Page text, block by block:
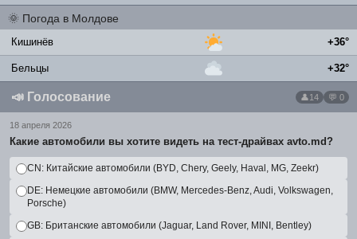
🌞 Погода в Молдове
Кишинёв +36°
Бельцы +32°
📣 Голосование 14 💬 0
18 апреля 2026
Какие автомобили вы хотите видеть на тест-драйвах avto.md?
CN: Китайские автомобили (BYD, Chery, Geely, Haval, MG, Zeekr)
DE: Немецкие автомобили (BMW, Mercedes-Benz, Audi, Volkswagen,
Porsche)
GB: Британские автомобили (Jaguar, Land Rover, MINI, Bentley)